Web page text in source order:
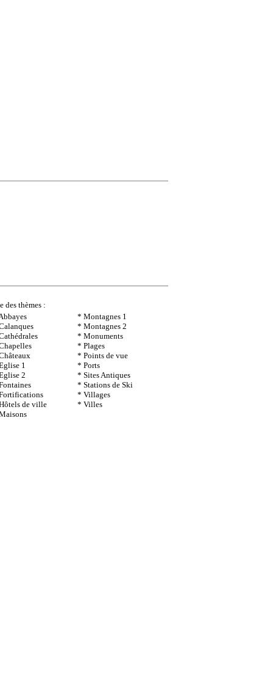
des thèmes :
1
2
de ville
* Montagnes 1
* Montagnes 2
* Monuments
* Plages
* Points de vue
* Ports
* Sites Antiques
* Stations de Ski
* Villages
* Villes